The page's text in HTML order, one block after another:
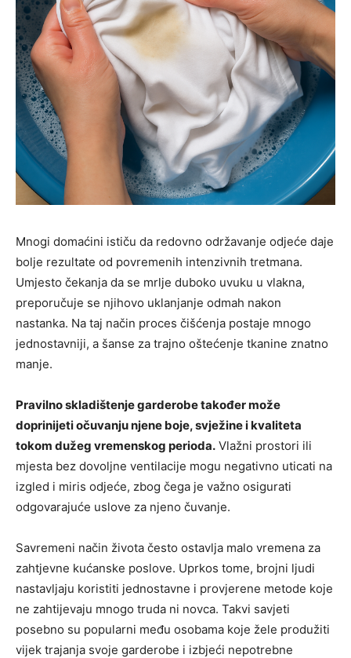
Mnogi domaćini ističu da redovno održavanje odjeće daje
bolje rezultate od povremenih intenzivnih tretmana.
Umjesto čekanja da se mrlje duboko uvuku u vlakna,
preporučuje se njihovo uklanjanje odmah nakon
nastanka. Na taj način proces čišćenja postaje mnogo
jednostavniji, a šanse za trajno oštećenje tkanine znatno
manje.
Pravilno skladištenje garderobe također može
doprinijeti očuvanju njene boje, svježine i kvaliteta
tokom dužeg vremenskog perioda. Vlažni prostori ili
mjesta bez dovoljne ventilacije mogu negativno uticati na
izgled i miris odjeće, zbog čega je važno osigurati
odgovarajuće uslove za njeno čuvanje.
Savremeni način života često ostavlja malo vremena za
zahtjevne kućanske poslove. Uprkos tome, brojni ljudi
nastavljaju koristiti jednostavne i provjerene metode koje
ne zahtijevaju mnogo truda ni novca. Takvi savjeti
posebno su popularni među osobama koje žele produžiti
vijek trajanja svoje garderobe i izbjeći nepotrebne